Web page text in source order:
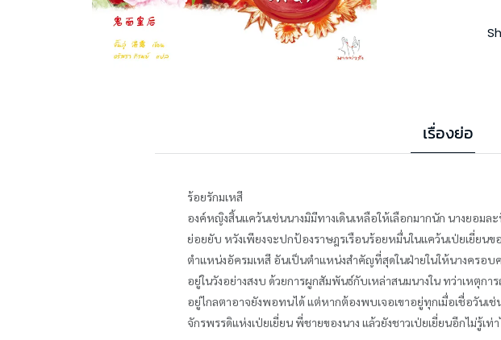
เรื่องย่อ
ร้อยรักมเหสี
องค์หญิงสิ้นแคว้นเช่นนางมิมีทางเดินเหลือให้เลือกมากนัก นางยอม
ย่อยยับ หวังเพียงจะปกป้องราษฎรเรือนร้อยหมื่นในแคว้นเป่ยเยี่ยนข
ตำแหน่งอัครมเหสี อันเป็นตำแหน่งสำคัญที่สุดในฝ่ายในให้นางครอบ
อยู่ในวังอย่างสงบ ด้วยการผูกสัมพันธ์กับเหล่าสนมนางใน ทว่าเหตุก
อยู่ไกลตาอาจยังพอทนได้ แต่หากต้องพบเจอเขาอยู่ทุกเมื่อเชื่อวันเช่
จักรพรรดิแห่งเป่ยเยี่ยน พี่ชายของนาง แล้วยังชาวเป่ยเยี่ยนอีกไม่รู้เ